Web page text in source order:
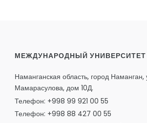
МЕЖДУНАРОДНЫЙ УНИВЕРСИТЕТ
Наманганская область, город Наманган,
Мамарасулова, дом 10Д.
Телефон: +998 99 921 00 55
Телефон: +998 88 427 00 55